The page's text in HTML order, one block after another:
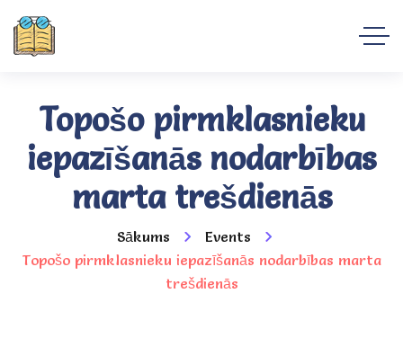
Topošo pirmklasnieku
iepazīšanās nodarbības
marta trešdienās
Sākums
Events
Topošo pirmklasnieku iepazīšanās nodarbības marta
trešdienās